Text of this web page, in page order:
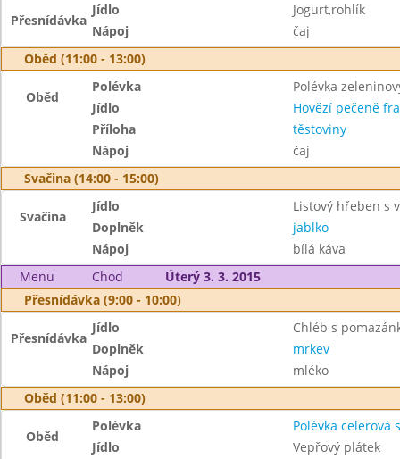
Přesnídávka
Jídlo
Jogurt,rohlík
Nápoj
čaj
Oběd (11:00 - 13:00)
Oběd
Polévka
Polévka
Jídlo
Hovězí pečeně
Příloha
těstoviny
Nápoj
čaj
Svačina (14:00 - 15:00)
Svačina
Jídlo
Listový hřeben s
Doplněk
jablko
Nápoj
bílá káva
Menu
Chod
Úterý 3. 3. 2015
Přesnídávka (9:00 - 10:00)
Přesnídávka
Jídlo
Chléb s
Doplněk
mrkev
Nápoj
mléko
Oběd (11:00 - 13:00)
Oběd
Polévka
Polévka celerová
Jídlo
Vepřový plátek